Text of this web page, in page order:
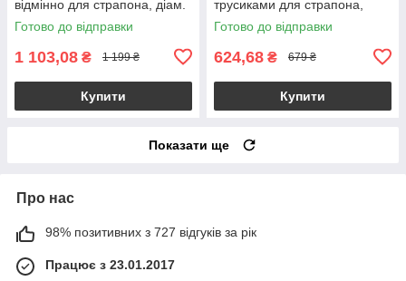
відмінно для страпона, діам.
4,1см, довжина 18,2см
Готово до відправки
1 103,08 ₴ 1 199 ₴
Купити
трусиками для страпона,
довжина 18 см, діаметр 4,5
см
Готово до відправки
624,68 ₴ 679 ₴
Купити
Показати ще
Про нас
98% позитивних з 727 відгуків за рік
Працює з 23.01.2017